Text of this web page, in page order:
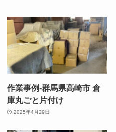
作業事例-群馬県高崎市 倉
庫丸ごと片付け
2025年4月29日